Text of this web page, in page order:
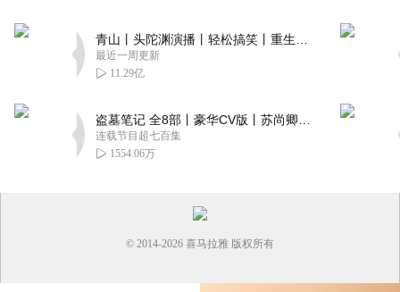
最近一周更新
11.29亿
连载节目超七百集
1554.06万
© 2014-2026 喜马拉雅 版权所有